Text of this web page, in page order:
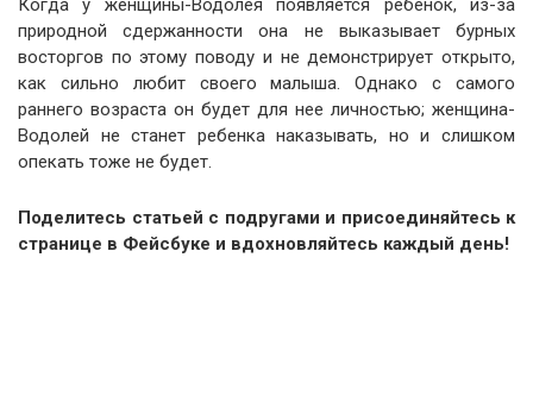
Когда у женщины-Водолея появляется ребенок, из-за
природной сдержанности она не выказывает бурных
восторгов по этому поводу и не демонстрирует открыто,
как сильно любит своего малыша. Однако с самого
раннего возраста он будет для нее личностью; женщина-
Водолей не станет ребенка наказывать, но и слишком
опекать тоже не будет.
Поделитесь статьей с подругами и присоединяйтесь к
странице в Фейсбуке и вдохновляйтесь каждый день!